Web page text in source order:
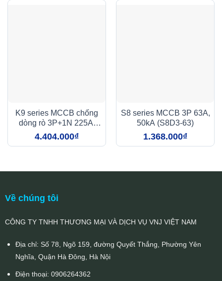
K9 series MCCB chống
dòng rò 3P+1N 225A,
50kA,
4.404.000₫
S8 series MCCB 3P 63A,
50kA (S8D3-63)
1.368.000₫
Về chúng tôi
CÔNG TY TNHH THƯƠNG MẠI VÀ DỊCH VỤ VNJ VIỆT NAM
Địa chỉ: Số 78, Ngõ 159, đường Quyết Thắng, Phường Yên
Nghĩa, Quận Hà Đông, Hà Nội
Điện thoại: 0906264362